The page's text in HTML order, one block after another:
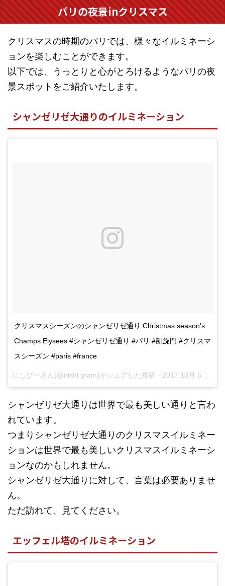
パリの夜景inクリスマス
クリスマスの時期のパリでは、様々なイルミネーシ
ョンを楽しむことができます。
以下では、うっとりと心がとろけるようなパリの夜
景スポットをご紹介いたします。
シャンゼリゼ大通りのイルミネーション
クリスマスシーズンのシャンゼリゼ通り Christmas season's
Champs Elysees #シャンゼリゼ通り #パリ #凱旋門 #クリスマ
スシーズン #paris #france
にしぴーさん(@nishi.gram)がシェアした投稿 - 2017 10月 5 8:21午前 PDT
シャンゼリゼ大通りは世界で最も美しい通りと言わ
れています。
つまりシャンゼリゼ大通りのクリスマスイルミネー
ションは世界で最も美しいクリスマスイルミネーシ
ョンなのかもしれません。
シャンゼリゼ大通りに対して、言葉は必要ありませ
ん。
ただ訪れて、見てください。
エッフェル塔のイルミネーション